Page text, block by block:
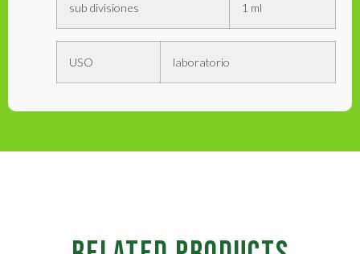
sub divisiones 1 ml
USO laboratorio